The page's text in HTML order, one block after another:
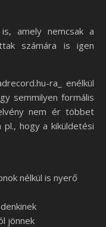
amely nemcsak a
számára is igen
ra_ enélkül
semmilyen formális
nem ér többet
hogy a kiküldetési
nélkül is nyerő
jönnek